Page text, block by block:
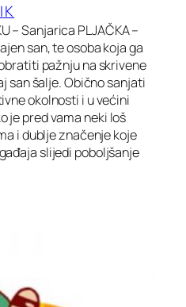
– Sanjarica PLJAČKA –
san, te osoba koja ga
pažnju na skrivene
san šalje. Obično sanjati
okolnosti i u većini
je pred vama neki loš
i dublje značenje koje
slijedi poboljšanje